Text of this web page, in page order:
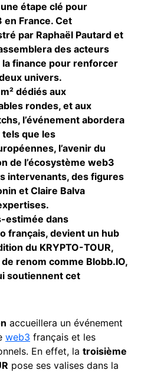
étape clé pour
en France. Cet
par Raphaël Pautard et
des acteurs
finance pour renforcer
univers.
dédiés aux
rondes, et aux
l’événement abordera
que les
l’avenir du
de l’écosystème web3
intervenants, des figures
et Claire Balva
estimée dans
français, devient un hub
du KRYPTO-TOUR,
renom comme Blobb.IO,
soutiennent cet
accueillera un événement
web3 français et les
En effet, la troisième
pose ses valises dans la